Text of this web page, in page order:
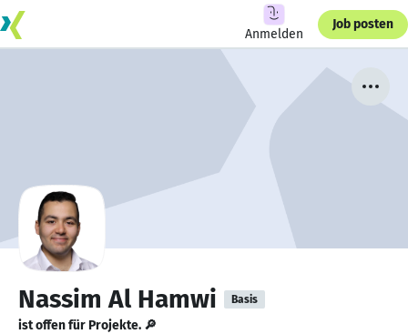
Anmelden
Job posten
Nassim Al Hamwi Basis
ist offen für Projekte. 🔎